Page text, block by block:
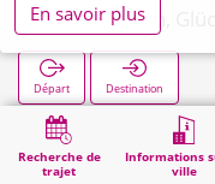
Recherche de
trajet
Informations
ville
Aldenhoven,
Départ Destination
Démarrage Loisirs et tourisme
En savoir plus